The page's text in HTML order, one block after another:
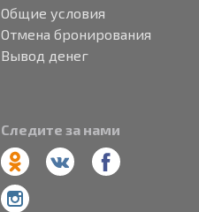
Общие условия
Отмена бронирования
Вывод денег
Следите за нами